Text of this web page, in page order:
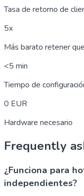
Tasa de retorno de
5x
Más barato retener
<5 min
Tiempo de
0 EUR
Hardware necesario
Frequently
¿Funciona para
independientes?